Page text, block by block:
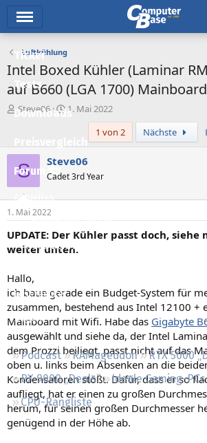
Ticker
Tests
Downloads
Forum
Aktuelles
Empfohlene Inhalte
Neue Beiträge
Leserartikel
Regeln
Podcast RAMageddon
RTX 5000
RX 9000 „Deals“
Ideale Gaming-PCs
CPU-Rangliste
Luftkühlung
Intel Boxed Kühler (Laminar
auf B660 (LGA 1700) Mainboard
E
t
e
l
e
r
Steve06
E
t
e
l
m
1. Mai 2022
1 von 2
Nächste
S Steve06
Cadet 3rd Year
1. Mai 2022
UPDATE: Der Kühler passt doch,
weiter unten.
Hallo,
ich baue gerade ein Budget-System für
zusammen, bestehend aus Intel 12100 +
Mainboard mit Wifi. Habe das Gigabyte
ausgewählt und siehe da, der Intel
dem Prozzi beiliegt, passt nicht auf das
oben u. links beim Absenken an die
Kondensatoren stößt. Dafür, dass er so
aufliegt, hat er einen zu großen
herum, für seinen großen Durchmesser
genügend in der Höhe ab.